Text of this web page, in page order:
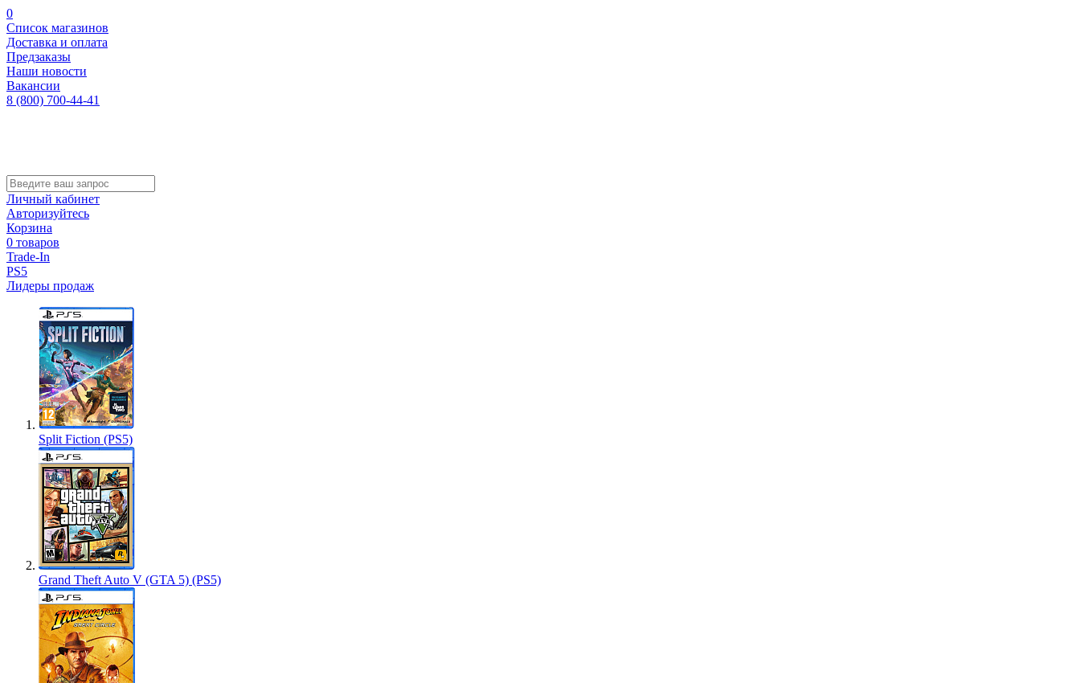
0
Список магазинов
Доставка и оплата
Предзаказы
Наши новости
Вакансии
8 (800) 700-44-41
Личный кабинет
Авторизуйтесь
Корзина
0 товаров
Trade-In
PS5
Лидеры продаж
Split Fiction (PS5)
Grand Theft Auto V (GTA 5) (PS5)